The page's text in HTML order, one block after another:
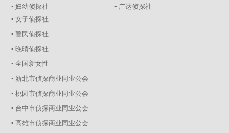
▪ 妇幼侦探社
▪ 广达侦探社
▪ 女子侦探社
▪ 警民侦探社
▪ 晚晴侦探社
▪ 全国新女性
▪ 新北市侦探商业同业公会
▪ 桃园市侦探商业同业公会
▪ 台中市侦探商业同业公会
▪ 高雄市侦探商业同业公会